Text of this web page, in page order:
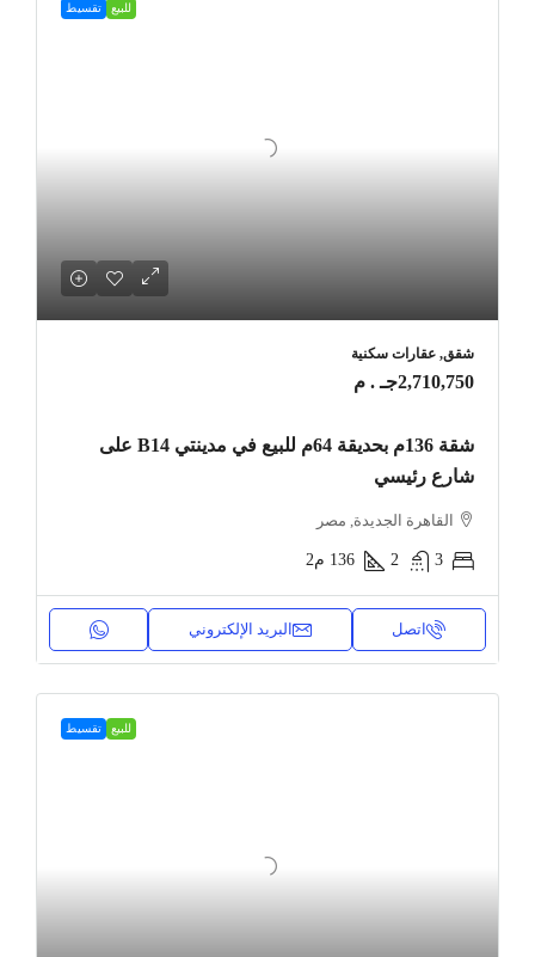
للبيع تقسيط
شقق, عقارات سكنية
2,710,750جـ . م
شقة 136م بحديقة 64م للبيع في مدينتي B14 على
شارع رئيسي
القاهرة الجديدة, مصر
3
2
136 م2
اتصل البريد الإلكتروني
للبيع تقسيط